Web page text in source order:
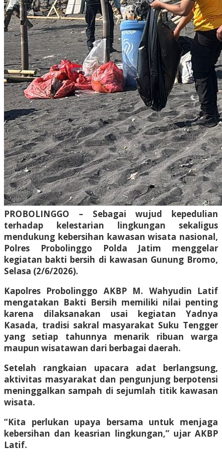
PROBOLINGGO – Sebagai wujud kepedulian
terhadap kelestarian lingkungan sekaligus
mendukung kebersihan kawasan wisata nasional,
Polres Probolinggo Polda Jatim menggelar
kegiatan bakti bersih di kawasan Gunung Bromo,
Selasa (2/6/2026).
Kapolres Probolinggo AKBP M. Wahyudin Latif
mengatakan Bakti Bersih memiliki nilai penting
karena dilaksanakan usai kegiatan Yadnya
Kasada, tradisi sakral masyarakat Suku Tengger
yang setiap tahunnya menarik ribuan warga
maupun wisatawan dari berbagai daerah.
Setelah rangkaian upacara adat berlangsung,
aktivitas masyarakat dan pengunjung berpotensi
meninggalkan sampah di sejumlah titik kawasan
wisata.
“Kita perlukan upaya bersama untuk menjaga
kebersihan dan keasrian lingkungan,” ujar AKBP
Latif.